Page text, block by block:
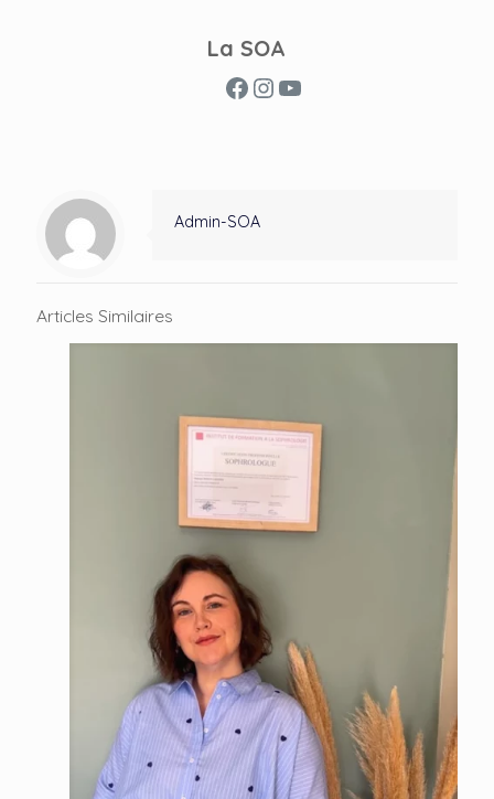
La SOA
Facebook
Instagram
YouTube
Admin-SOA
Articles Similaires